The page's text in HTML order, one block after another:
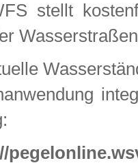
stellt